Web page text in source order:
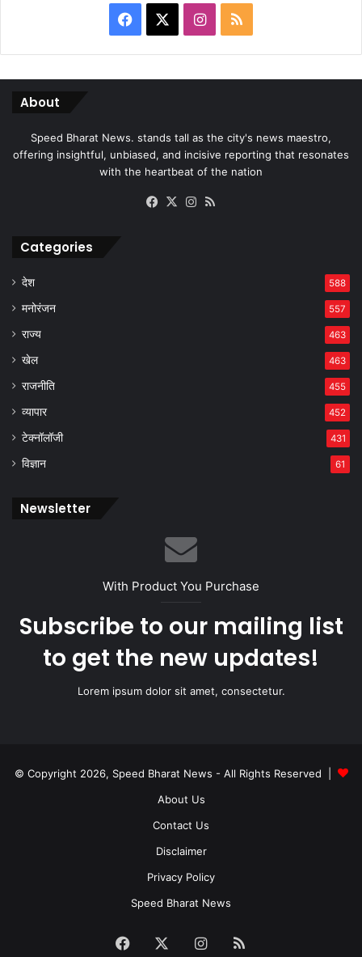
Facebook Instagram
RSS
About
Speed Bharat News. stands tall as the city's news maestro,
offering insightful, unbiased, and incisive reporting that resonates
with the heartbeat of the nation
Facebook
X Instagram
Categories
देश 588
मनोरंजन 557
राज्य 463
खेल 463
राजनीति 455
व्यापार 452
टेक्नॉलॉजी 431
विज्ञान 61
Newsletter
With Product You Purchase
Subscribe to our mailing list
to get the new updates!
Lorem ipsum dolor sit amet, consectetur.
© Copyright 2026, Speed Bharat News - All Rights Reserved |
About Us
Contact Us
Disclaimer
Privacy Policy
Speed Bharat News
Facebook Instagram
RSS